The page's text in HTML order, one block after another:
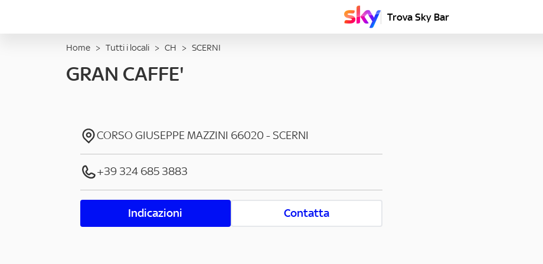
Trova Sky Bar
Home > Tutti i locali > CH > SCERNI
GRAN CAFFE'
CORSO GIUSEPPE MAZZINI 66020 - SCERNI
+39 324 685 3883
Indicazioni Contatta